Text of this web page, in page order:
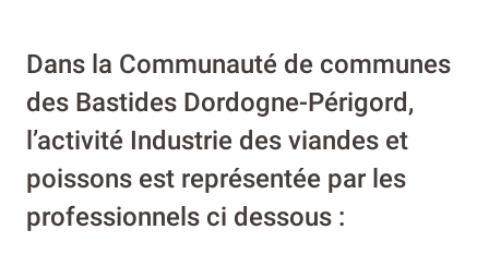
Dans la Communauté de communes
des Bastides Dordogne-Périgord,
l’activité Industrie des viandes et
poissons est représentée par les
professionnels ci dessous :